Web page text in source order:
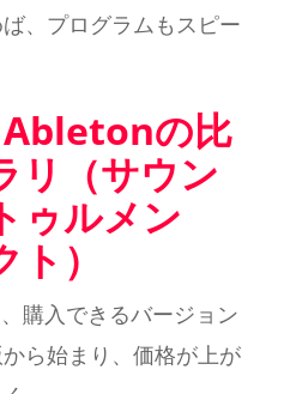
、プログラムもスピー
の比
リ（サウン
ゥルメン
）
購入できるバージョン
ら始まり、価格が上が